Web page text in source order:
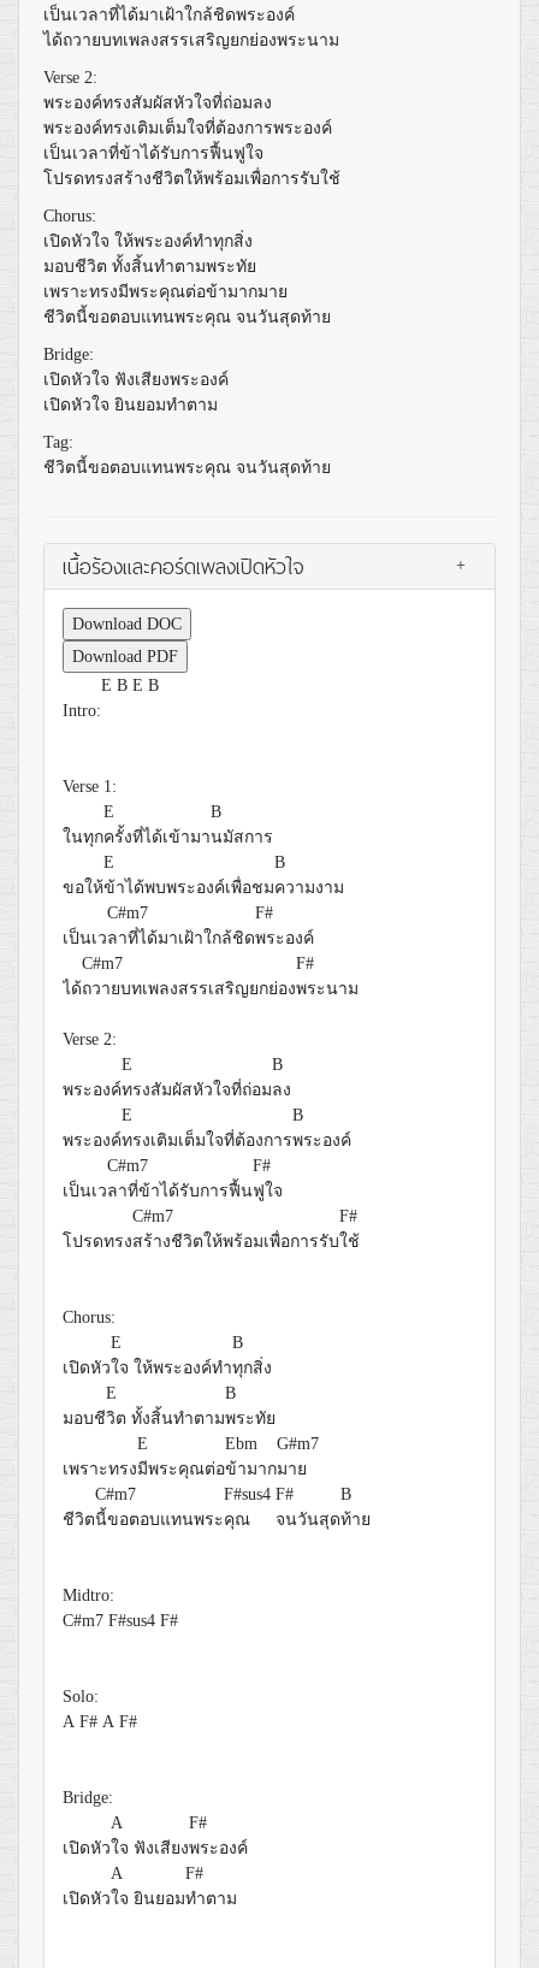
เป็นเวลาที่ได้มาเฝ้าใกล้ชิดพระองค์
ได้ถวายบทเพลงสรรเสริญยกย่องพระนาม
Verse 2:
พระองค์ทรงสัมผัสหัวใจที่ถ่อมลง
พระองค์ทรงเติมเต็มใจที่ต้องการพระองค์
เป็นเวลาที่ข้าได้รับการฟื้นฟูใจ
โปรดทรงสร้างชีวิตให้พร้อมเพื่อการรับใช้
Chorus:
เปิดหัวใจ ให้พระองค์ทำทุกสิ่ง
มอบชีวิต ทั้งสิ้นทำตามพระทัย
เพราะทรงมีพระคุณต่อข้ามากมาย
ชีวิตนี้ขอตอบแทนพระคุณ จนวันสุดท้าย
Bridge:
เปิดหัวใจ ฟังเสียงพระองค์
เปิดหัวใจ ยินยอมทำตาม
Tag:
ชีวิตนี้ขอตอบแทนพระคุณ จนวันสุดท้าย
เนื้อร้องและคอร์ดเพลงเปิดหัวใจ +
Download DOC
Download PDF
E B E B
Intro:
Verse 1:
E
B
ในทุกครั้งที่ได้เข้ามานมัสการ
E
B
ขอให้ข้าได้พบพระองค์เพื่อชมความงาม
C#m7
F#
เป็นเวลาที่ได้มาเฝ้าใกล้ชิดพระองค์
C#m7
F#
ได้ถวายบทเพลงสรรเสริญยกย่องพระนาม
Verse 2:
E
B
พระองค์ทรงสัมผัสหัวใจที่ถ่อมลง
E
B
พระองค์ทรงเติมเต็มใจที่ต้องการพระองค์
C#m7
F#
เป็นเวลาที่ข้าได้รับการฟื้นฟูใจ
C#m7
F#
โปรดทรงสร้างชีวิตให้พร้อมเพื่อการรับใช้
Chorus:
E
B
เปิดหัวใจ ให้พระองค์ทำทุกสิ่ง
E
B
มอบชีวิต ทั้งสิ้นทำตามพระทัย
E
Ebm
G#m7
เพราะทรงมีพระคุณต่อข้ามากมาย
C#m7
F#sus4 F#
B
ชีวิตนี้ขอตอบแทนพระคุณ จนวันสุดท้าย
Midtro:
C#m7 F#sus4 F#
Solo:
A F# A F#
Bridge:
A
F#
เปิดหัวใจ ฟังเสียงพระองค์
A
F#
เปิดหัวใจ ยินยอมทำตาม